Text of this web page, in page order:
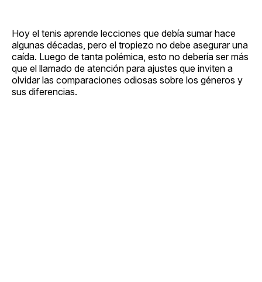
Hoy el tenis aprende lecciones que debía sumar hace
algunas décadas, pero el tropiezo no debe asegurar una
caída. Luego de tanta polémica, esto no debería ser más
que el llamado de atención para ajustes que inviten a
olvidar las comparaciones odiosas sobre los géneros y
sus diferencias.